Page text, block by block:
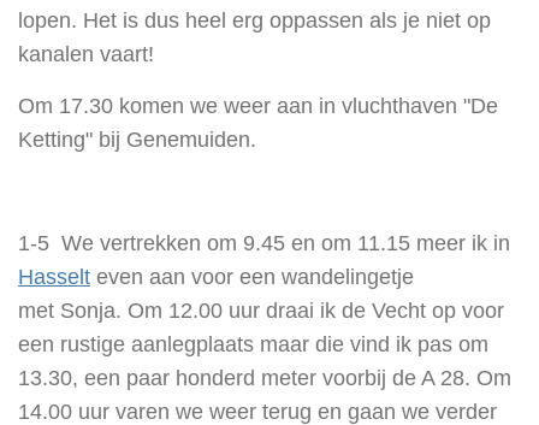
lopen. Het is dus heel erg oppassen als je niet op
kanalen vaart!
Om 17.30 komen we weer aan in vluchthaven "De
Ketting" bij Genemuiden.
1-5 We vertrekken om 9.45 en om 11.15 meer ik in
Hasselt even aan voor een wandelingetje
met Sonja. Om 12.00 uur draai ik de Vecht op voor
een rustige aanlegplaats maar die vind ik pas om
13.30, een paar honderd meter voorbij de A 28. Om
14.00 uur varen we weer terug en gaan we verder